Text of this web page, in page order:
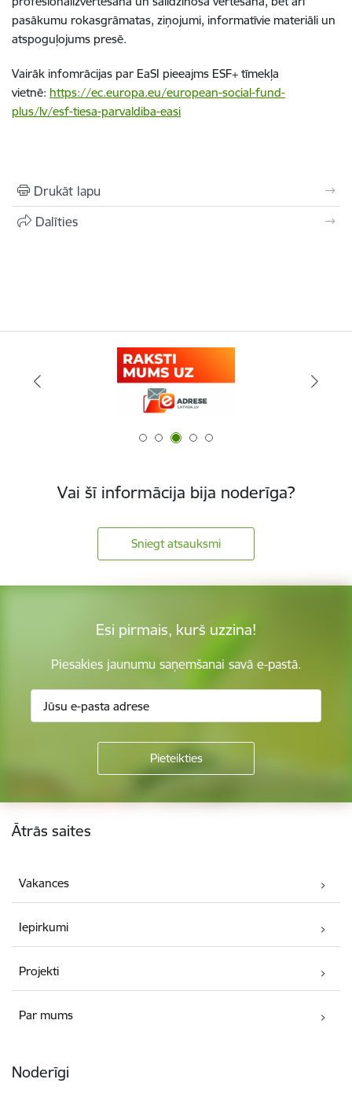
pasākumu rokasgrāmatas, ziņojumi, informatīvie materiāli un
atspoguļojums presē.
Vairāk infomrācijas par EaSI pieeajms ESF+ tīmekļa
vietnē: https://ec.europa.eu/european-social-fund-
plus/lv/esf-tiesa-parvaldiba-easi
Drukāt lapu
Dalīties
Vai šī informācija bija noderīga?
Sniegt atsauksmi
Esi pirmais, kurš uzzina!
Piesakies jaunumu saņemšanai savā e-pastā.
Kājene
Ātrās saites
Vakances
Iepirkumi
Projekti
Par mums
Noderīgi